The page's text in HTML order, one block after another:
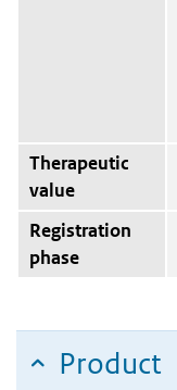
Therapeutic
value
Registration
phase
Product